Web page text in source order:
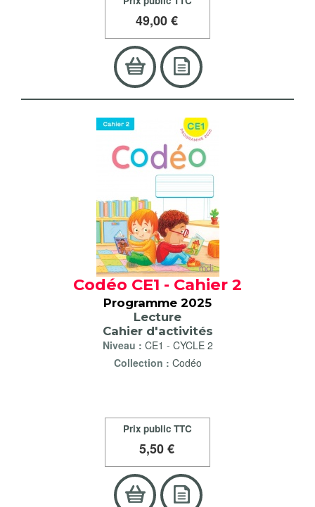
49,00 €
Codéo CE1 - Cahier 2
Programme 2025
Lecture
Cahier d'activités
Niveau : CE1 - CYCLE 2
Collection : Codéo
Prix public TTC
5,50 €